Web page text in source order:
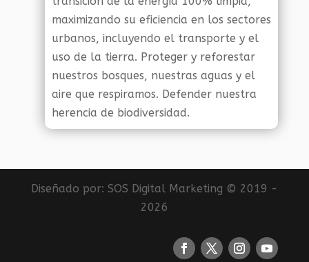
maximizando su eficiencia en los sectores
urbanos, incluyendo el transporte y el
uso de la tierra. Proteger y reforestar
nuestros bosques, nuestras aguas y el
aire que respiramos. Defender nuestra
herencia de biodiversidad.
Diseñado por:SOS Digital Marketing © 2019 -
2026